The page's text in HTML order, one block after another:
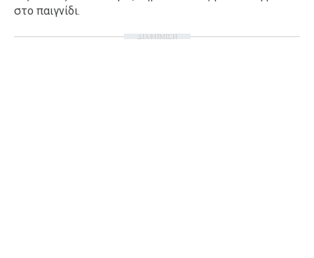
Σχέσεις
στο παιγνίδι.
ΔΙΑΦΗΜΙΣΗ